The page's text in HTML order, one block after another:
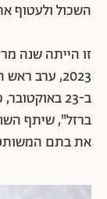
השכול ולעטוף
2023, ערב
ב-23
ברזל", שיתף
את בתם